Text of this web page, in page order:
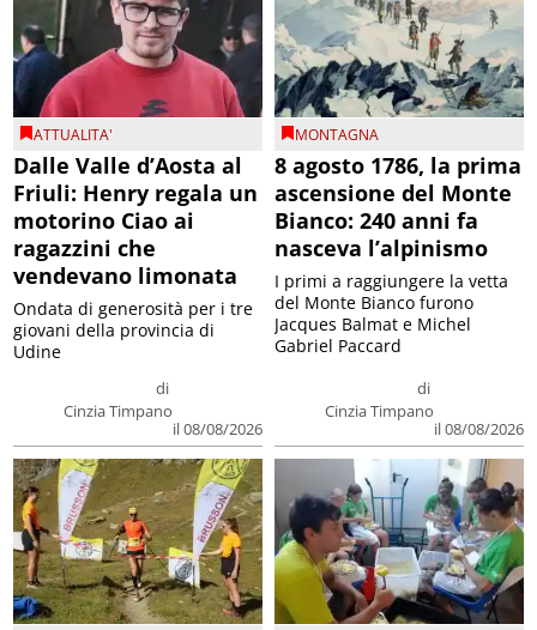
ATTUALITA'
Dalle Valle d’Aosta al
Friuli: Henry regala un
motorino Ciao ai
ragazzini che
vendevano limonata
di
Cinzia Timpano
il 08/08/2026
Ondata di generosità per i tre
giovani della provincia di
Udine
MONTAGNA
8 agosto 1786, la prima
ascensione del Monte
Bianco: 240 anni fa
nasceva l’alpinismo
di
Cinzia Timpano
il 08/08/2026
I primi a raggiungere la vetta
del Monte Bianco furono
Jacques Balmat e Michel
Gabriel Paccard